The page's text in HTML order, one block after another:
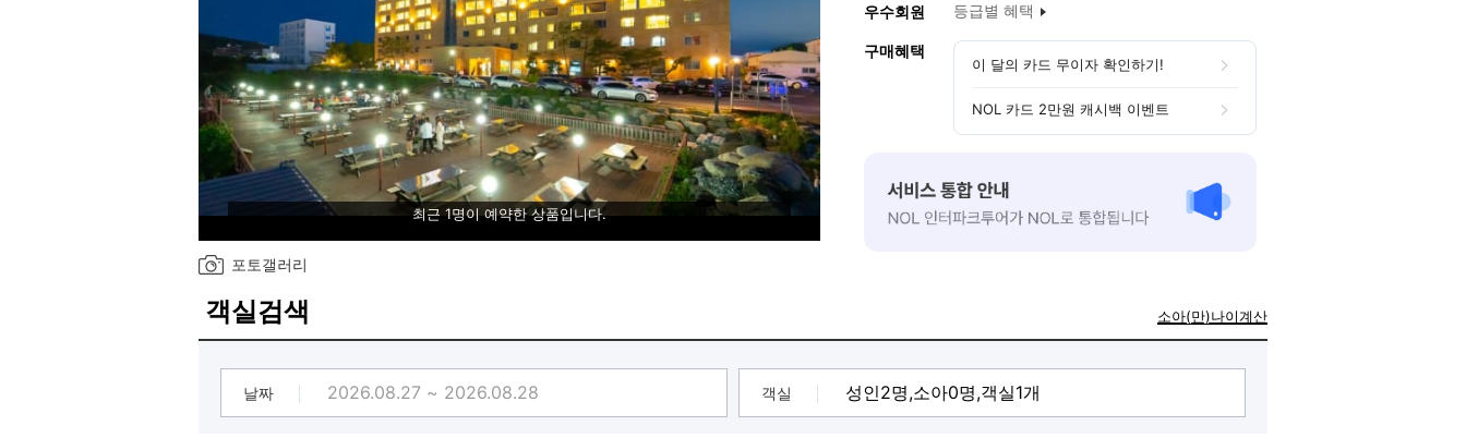
최근 1명이 예약한 상품입니다.
포토갤러리
우수회원 등급별 혜택
구매혜택
이 달의 카드 무이자 확인하기!
NOL 카드 2만원 캐시백 이벤트
객실검색 소아(만)나이계산
날짜 객실